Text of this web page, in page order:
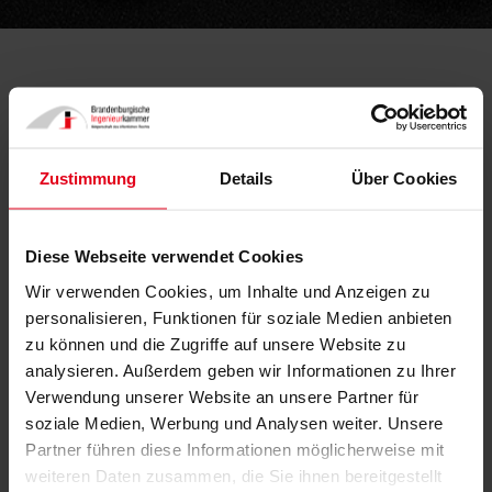
Zustimmung Details Über Cookies
Diese Webseite verwendet Cookies
Wir verwenden Cookies, um Inhalte und Anzeigen zu
personalisieren, Funktionen für soziale Medien anbieten
zu können und die Zugriffe auf unsere Website zu
analysieren. Außerdem geben wir Informationen zu Ihrer
Verwendung unserer Website an unsere Partner für
soziale Medien, Werbung und Analysen weiter. Unsere
Partner führen diese Informationen möglicherweise mit
weiteren Daten zusammen, die Sie ihnen bereitgestellt
Änderung des GEG beschlossen
12.07.2022
© AnteKante | Pixabay